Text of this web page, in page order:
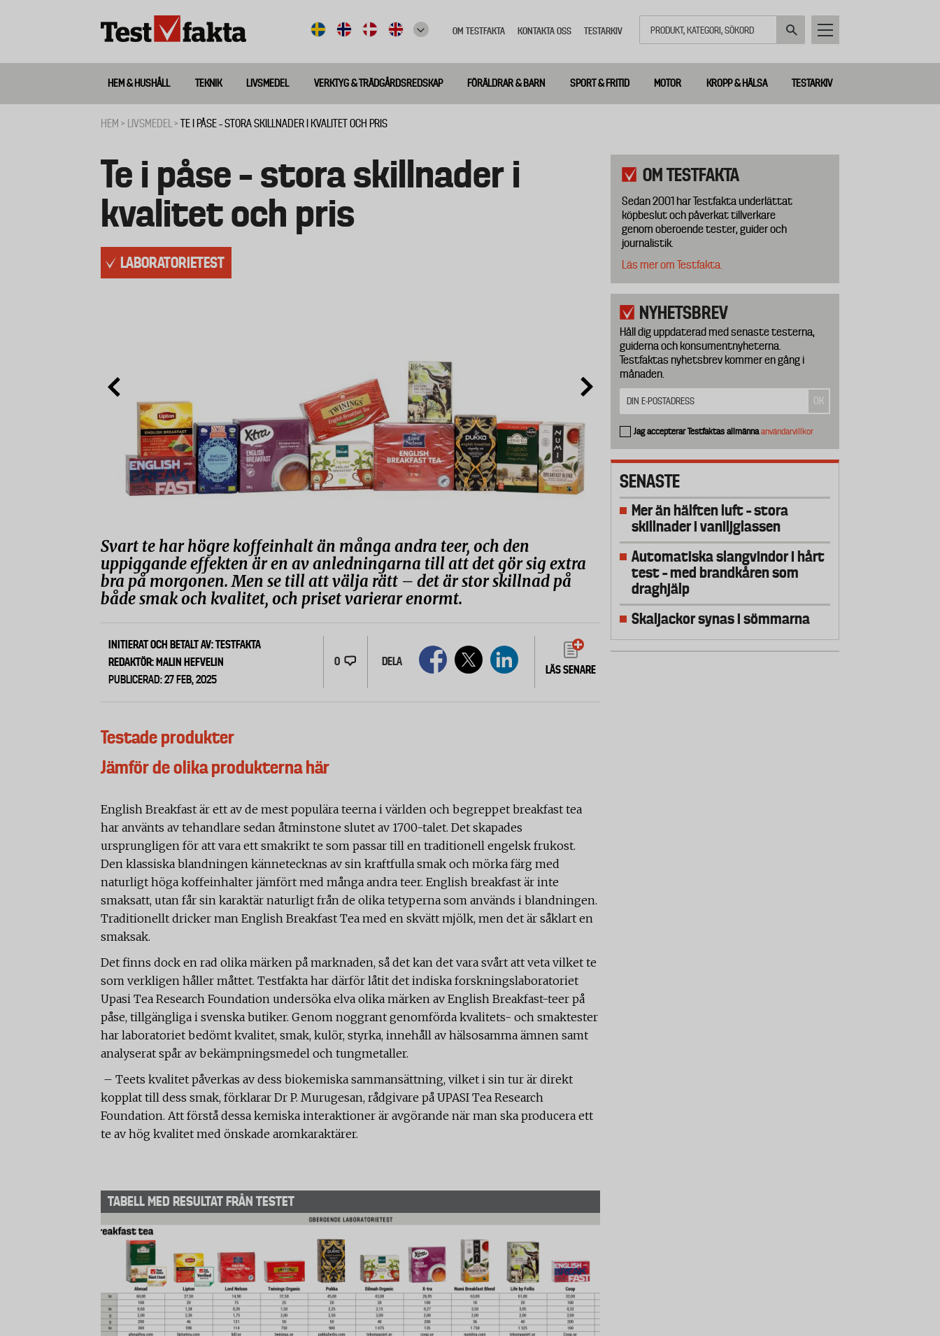
meny
OM TESTFAKTA KONTAKTA OSS TESTARKIV
Huvudmeny
ny
HEM & HUSHÅLL TEKNIK LIVSMEDEL VERKTYG & TRÄDGÅRDSREDSKAP FÖRÄLDRAR & BARN SPORT & FRITID MOTOR KROPP & HÄLSA TESTARKIV
HEM LIVSMEDEL TE I PÅSE – STORA SKILLNADER I KVALITET OCH PRIS
Te i påse – stora skillnader i
kvalitet och pris
LABORATORIETEST
Svart te har högre koffeinhalt än många andra teer, och den
uppiggande effekten är en av anledningarna till att det gör sig extra
bra på morgonen. Men se till att välja rätt – det är stor skillnad på
både smak och kvalitet, och priset varierar enormt.
INITIERAT OCH BETALT AV: TESTFAKTA
REDAKTÖR: MALIN HEFVELIN
PUBLICERAD: 27 FEB, 2025
0 DELA
LÄS SENARE
Testade produkter
Jämför de olika produkterna här
English Breakfast är ett av de mest populära teerna i världen och begreppet breakfast tea
har använts av tehandlare sedan åtminstone slutet av 1700-talet. Det skapades
ursprungligen för att vara ett smakrikt te som passar till en traditionell engelsk frukost.
Den klassiska blandningen kännetecknas av sin kraftfulla smak och mörka färg med
naturligt höga koffeinhalter jämfört med många andra teer. English breakfast är inte
smaksatt, utan får sin karaktär naturligt från de olika tetyperna som används i blandningen.
Traditionellt dricker man English Breakfast Tea med en skvätt mjölk, men det är såklart en
smaksak.
Det finns dock en rad olika märken på marknaden, så det kan det vara svårt att veta vilket te
som verkligen håller måttet. Testfakta har därför låtit det indiska forskningslaboratoriet
Upasi Tea Research Foundation undersöka elva olika märken av English Breakfast-teer på
påse, tillgängliga i svenska butiker. Genom noggrant genomförda kvalitets- och smaktester
har laboratoriet bedömt kvalitet, smak, kulör, styrka, innehåll av hälsosamma ämnen samt
analyserat spår av bekämpningsmedel och tungmetaller.
­ – Teets kvalitet påverkas av dess biokemiska sammansättning, vilket i sin tur är direkt
kopplat till dess smak, förklarar Dr P. Murugesan, rådgivare på UPASI Tea Research
Foundation. Att förstå dessa kemiska interaktioner är avgörande när man ska producera ett
te av hög kvalitet med önskade aromkaraktärer.
TABELL MED RESULTAT FRÅN TESTET
OM TESTFAKTA
Sedan 2001 har Testfakta underlättat
köpbeslut och påverkat tillverkare
genom oberoende tester, guider och
journalistik.
Läs mer om Testfakta.
NYHETSBREV
Håll dig uppdaterad med senaste testerna,
guiderna och konsumentnyheterna.
Testfaktas nyhetsbrev kommer en gång i
månaden.
Jag accepterar Testfaktas allmännaanvändarvillkor
SENASTE
Mer än hälften luft – stora
skillnader i vaniljglassen
Automatiska slangvindor i hårt
test – med brandkåren som
draghjälp
Skaljackor synas i sömmarna